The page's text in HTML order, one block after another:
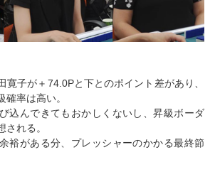
寛子が＋74.0Pと下とのポイント差があり、
確率は高い。
込んできてもおかしくないし、昇級ボーダ
される。
裕がある分、プレッシャーのかかる最終節